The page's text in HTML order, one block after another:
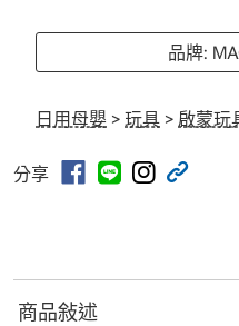
品牌:
日用母嬰 > 玩具 > 啟蒙玩
分享
商品敍述